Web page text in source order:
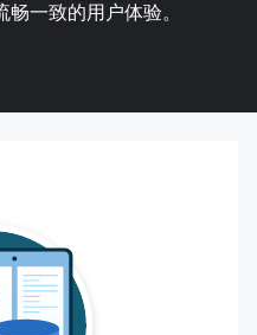
一致的用户体验。